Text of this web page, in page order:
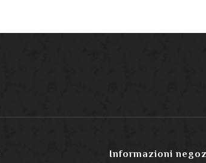
Informazioni